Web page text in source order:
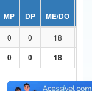
MP DP ME/DO
0 0 18
0 0 18